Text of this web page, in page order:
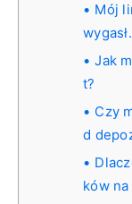
Mój
Jak
t?
Czy
d
ków